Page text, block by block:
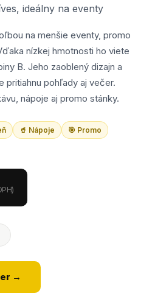
ideálny na eventy
na menšie eventy, promo
nízkej hmotnosti ho viete
B. Jeho zaoblený dizajn a
pritiahnu pohľady aj večer.
nápoje aj promo stánky.
🥤 Nápoje
🎯 Promo
→